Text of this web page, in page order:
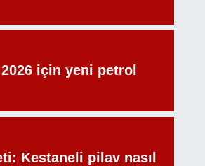
için yeni petrol
Kestaneli pilav nasıl